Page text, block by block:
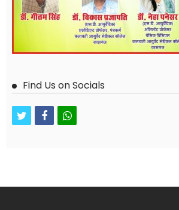
Find Us on Socials
twitterfacebookwhatsapp